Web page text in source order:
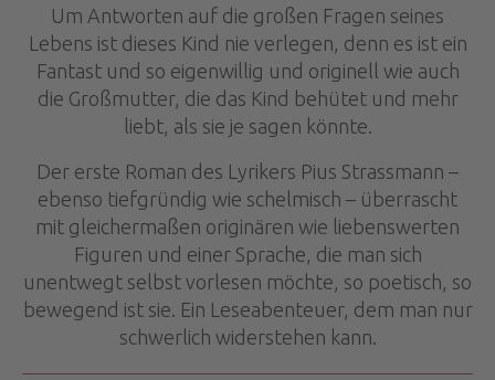
Um Antworten auf die großen Fragen seines
Lebens ist dieses Kind nie verlegen, denn es ist ein
Fantast und so eigenwillig und originell wie auch
die Großmutter, die das Kind behütet und mehr
liebt, als sie je sagen könnte.
Der erste Roman des Lyrikers Pius Strassmann –
ebenso tiefgründig wie schelmisch – überrascht
mit gleichermaßen originären wie liebenswerten
Figuren und einer Sprache, die man sich
unentwegt selbst vorlesen möchte, so poetisch, so
bewegend ist sie. Ein Leseabenteuer, dem man nur
schwerlich widerstehen kann.